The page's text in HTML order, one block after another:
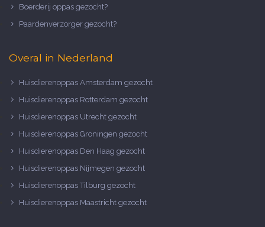
Boerderij oppas gezocht?
Paardenverzorger gezocht?
Overal in Nederland
Huisdierenoppas Amsterdam gezocht
Huisdierenoppas Rotterdam gezocht
Huisdierenoppas Utrecht gezocht
Huisdierenoppas Groningen gezocht
Huisdierenoppas Den Haag gezocht
Huisdierenoppas Nijmegen gezocht
Huisdierenoppas Tilburg gezocht
Huisdierenoppas Maastricht gezocht